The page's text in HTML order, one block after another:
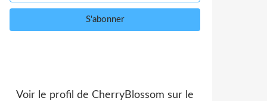
Voir le profil de CherryBlossom sur le